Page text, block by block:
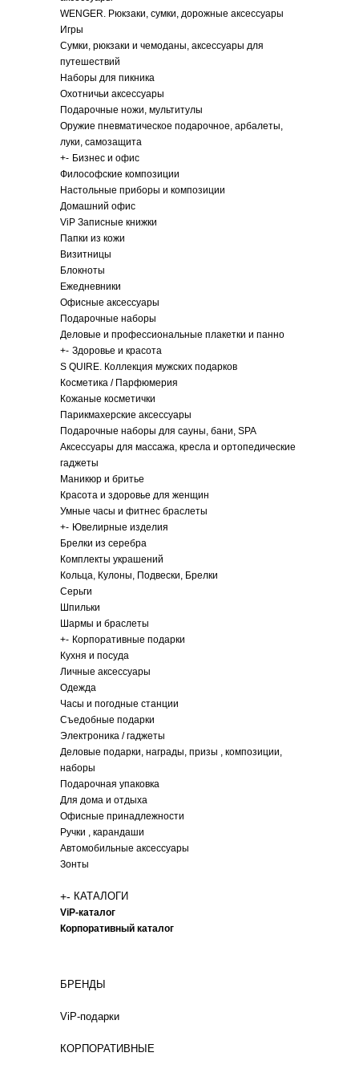
WENGER. Рюкзаки, сумки, дорожные аксессуары
Игры
Сумки, рюкзаки и чемоданы, аксессуары для
путешествий
Наборы для пикника
Охотничьи аксессуары
Подарочные ножи, мультитулы
Оружие пневматическое подарочное, арбалеты,
луки, самозащита
+- Бизнес и офис
Философские композиции
Настольные приборы и композиции
Домашний офис
ViP Записные книжки
Папки из кожи
Визитницы
Блокноты
Ежедневники
Офисные аксессуары
Подарочные наборы
Деловые и профессиональные плакетки и панно
+- Здоровье и красота
S QUIRE. Коллекция мужских подарков
Косметика / Парфюмерия
Кожаные косметички
Парикмахерские аксессуары
Подарочные наборы для сауны, бани, SPA
Аксессуары для массажа, кресла и ортопедические
гаджеты
Маникюр и бритье
Красота и здоровье для женщин
Умные часы и фитнес браслеты
+- Ювелирные изделия
Брелки из серебра
Комплекты украшений
Кольца, Кулоны, Подвески, Брелки
Серьги
Шпильки
Шармы и браслеты
+- Корпоративные подарки
Кухня и посуда
Личные аксессуары
Одежда
Часы и погодные станции
Съедобные подарки
Электроника / гаджеты
Деловые подарки, награды, призы , композиции,
наборы
Подарочная упаковка
Для дома и отдыха
Офисные принадлежности
Ручки , карандаши
Автомобильные аксессуары
Зонты
+- КАТАЛОГИ
ViP-каталог
Корпоративный каталог
БРЕНДЫ
ViP-подарки
КОРПОРАТИВНЫЕ